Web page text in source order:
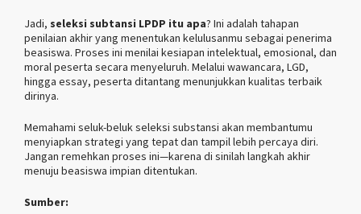
Jadi, seleksi subtansi LPDP itu apa? Ini adalah tahapan
penilaian akhir yang menentukan kelulusanmu sebagai penerima
beasiswa. Proses ini menilai kesiapan intelektual, emosional, dan
moral peserta secara menyeluruh. Melalui wawancara, LGD,
hingga essay, peserta ditantang menunjukkan kualitas terbaik
dirinya.
Memahami seluk-beluk seleksi substansi akan membantumu
menyiapkan strategi yang tepat dan tampil lebih percaya diri.
Jangan remehkan proses ini—karena di sinilah langkah akhir
menuju beasiswa impian ditentukan.
Sumber: